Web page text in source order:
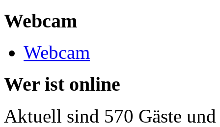
Webcam
Webcam
Wer ist online
Aktuell sind 570 Gäste